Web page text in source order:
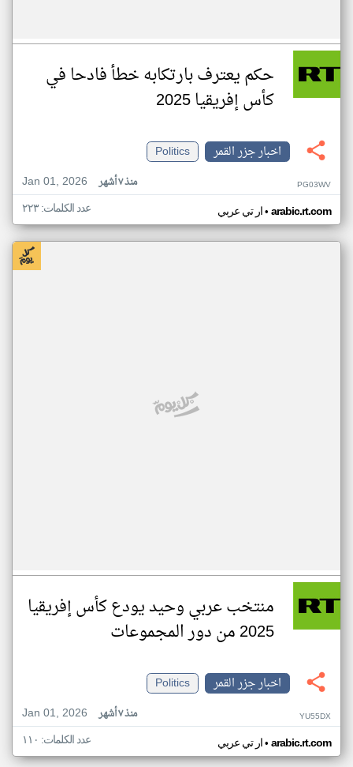
حكم يعترف بارتكابه خطأ فادحا في
كأس إفريقيا 2025
اخبار جزر القمر
Politics
Jan 01, 2026
منذ ٧ أشهر PG03WV
ار تي عربي• arabic.rt.com عدد الكلمات: ٢٢٣
منتخب عربي وحيد يودع كأس إفريقيا
2025 من دور المجموعات
اخبار جزر القمر
Politics
Jan 01, 2026
منذ ٧ أشهر YU55DX
ار تي عربي• arabic.rt.com عدد الكلمات: ١١٠